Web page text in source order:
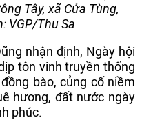
Tây, xã Cửa Tùng,
VGP/Thu Sa
nhận định, Ngày hội
tôn vinh truyền thống
bào, củng cố niềm
hương, đất nước ngày
phúc.